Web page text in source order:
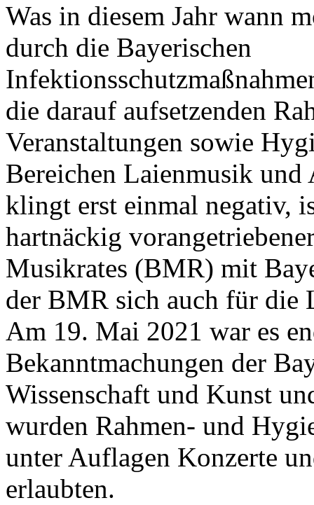
Was in diesem Jahr wann
durch die Bayerischen
die darauf aufsetzenden
Veranstaltungen sowie
Bereichen Laienmusik und
klingt erst einmal negativ,
hartnäckig
Musikrates (BMR) mit
der BMR sich auch für die
Am 19. Mai 2021 war es
Bekanntmachungen der
Wissenschaft und Kunst
wurden Rahmen- und
unter Auflagen Konzerte
erlaubten.